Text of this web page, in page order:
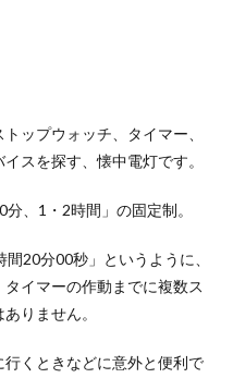
ップウォッチ、タイマー、
スを探す、懐中電灯です。
、1・2時間」の固定制。
20分00秒」というように、
イマーの作動までに複数ス
りません。
くときなどに意外と便利で